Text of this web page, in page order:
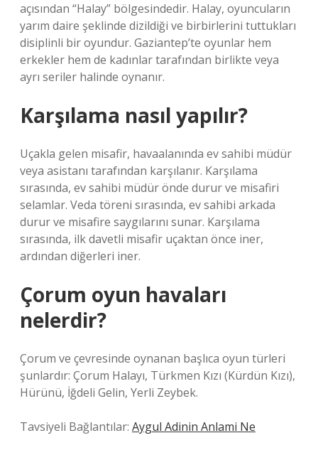
açısından “Halay” bölgesindedir. Halay, oyuncuların
yarım daire şeklinde dizildiği ve birbirlerini tuttukları
disiplinli bir oyundur. Gaziantep’te oyunlar hem
erkekler hem de kadınlar tarafından birlikte veya
ayrı seriler halinde oynanır.
Karşılama nasıl yapılır?
Uçakla gelen misafir, havaalanında ev sahibi müdür
veya asistanı tarafından karşılanır. Karşılama
sırasında, ev sahibi müdür önde durur ve misafiri
selamlar. Veda töreni sırasında, ev sahibi arkada
durur ve misafire saygılarını sunar. Karşılama
sırasında, ilk davetli misafir uçaktan önce iner,
ardından diğerleri iner.
Çorum oyun havaları
nelerdir?
Çorum ve çevresinde oynanan başlıca oyun türleri
şunlardır: Çorum Halayı, Türkmen Kızı (Kürdün Kızı),
Hürünü, İğdeli Gelin, Yerli Zeybek.
Tavsiyeli Bağlantılar: Aygul Adinin Anlami Ne